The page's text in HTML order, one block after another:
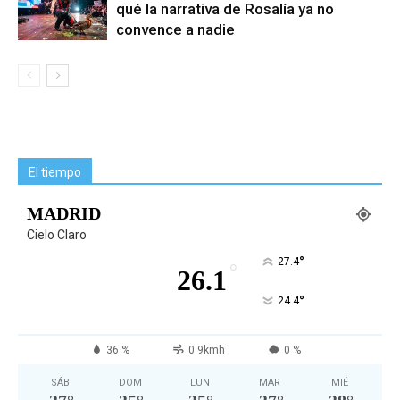
qué la narrativa de Rosalía ya no
convence a nadie
El tiempo
MADRID
Cielo Claro
26.1 ° 27.4°
24.4°
36 % 0.9kmh 0 %
SÁB DOM LUN MAR MIÉ